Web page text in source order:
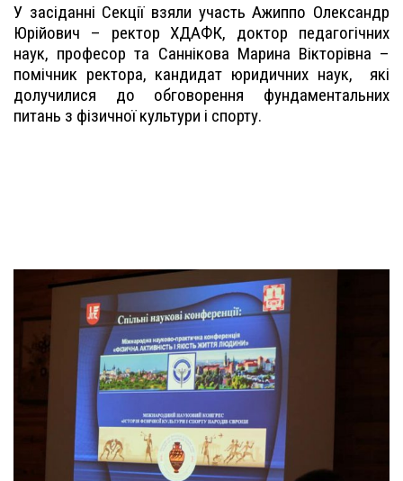
У засіданні Секції взяли участь Ажиппо Олександр
Юрійович – ректор ХДАФК, доктор педагогічних
наук, професор та Саннікова Марина Вікторівна –
помічник ректора, кандидат юридичних наук, які
долучилися до обговорення фундаментальних
питань з фізичної культури і спорту.